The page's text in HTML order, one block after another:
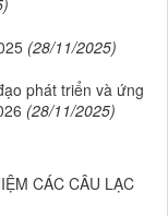
(28/11/2025)
phát triển và ứng
(28/11/2025)
CÁC CÂU LẠC